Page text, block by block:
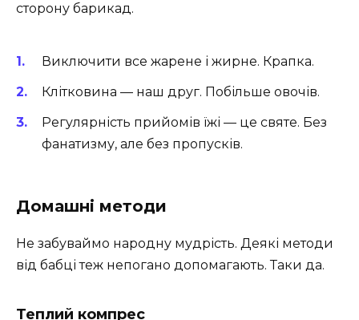
сторону барикад.
Виключити все жарене і жирне. Крапка.
Клітковина — наш друг. Побільше овочів.
Регулярність прийомів їжі — це святе. Без
фанатизму, але без пропусків.
Домашні методи
Не забуваймо народну мудрість. Деякі методи
від бабці теж непогано допомагають. Таки да.
Теплий компрес